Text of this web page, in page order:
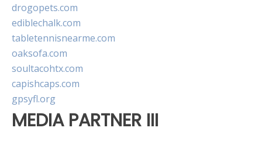
drogopets.com
ediblechalk.com
tabletennisnearme.com
oaksofa.com
soultacohtx.com
capishcaps.com
gpsyfl.org
MEDIA PARTNER III